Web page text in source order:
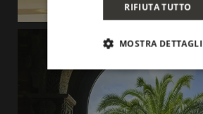
RIFIUTA TUTTO
MOSTRA DETTAGLI